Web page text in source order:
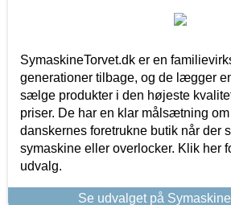
SymaskineTorvet.dk er en
generationer tilbage, og de lægger
sælge produkter i den højeste
priser. De har en klar målsætning
danskernes foretrukne butik når der
symaskine eller overlocker. Klik her
udvalg.
Se udvalget på